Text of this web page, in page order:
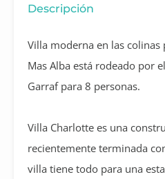
Descripción
Villa moderna en las colinas
Mas Alba está rodeado por
Garraf para 8 personas.
Villa Charlotte es una
recientemente terminada
villa tiene todo para una